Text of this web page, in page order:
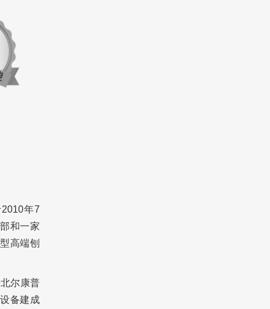
年7
和一家
高端刨
尔康普
备建成